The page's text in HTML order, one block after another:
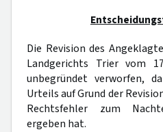
Die Revision des
Landgerichts Trier vom
unbegründet verworfen,
Urteils auf Grund der
Rechtsfehler zum
ergeben hat.